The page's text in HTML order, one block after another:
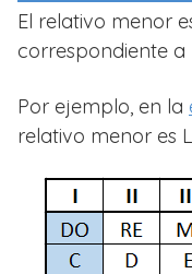
El relativo menor
correspondiente a
Por ejemplo, en la
relativo menor es